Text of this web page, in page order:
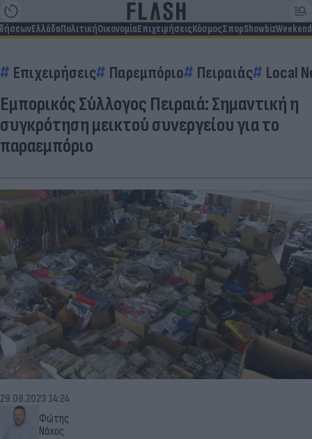
ΕλλάδαΠολιτικήΟικονομίαΕπιχειρήσειςΚόσμοςΣπορShowbizWeekend
Επιχειρήσεις Παρεμπόριο Πειραιάς Local
Εμπορικός Σύλλογος Πειραιά: Σημαντική η
συγκρότηση μεικτού συνεργείου για το
παραεμπόριο
Φώτης
Νάκος
29.08.2023 14:24